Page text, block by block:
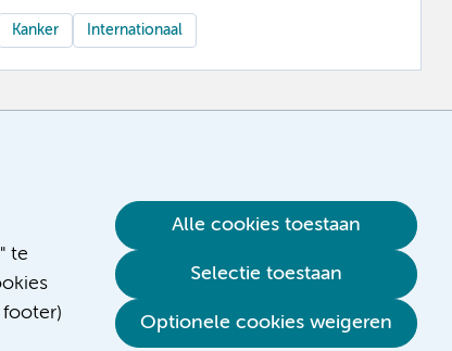
te
Alle cookies toestaan
Selectie toestaan
Optionele cookies weigeren
Kanker Internationaal